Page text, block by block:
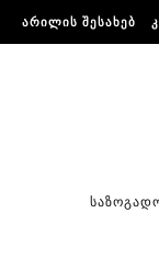
Skip to content
ᲐᲠᲘᲚᲘᲡ ᲨᲔᲡᲐᲮᲔᲑ